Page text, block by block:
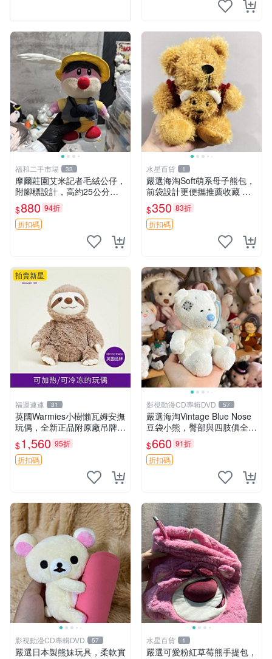
福和二手市場 33
摩爾莊園艾米記者毛絨公仔，
附腳標設計，高約25公分，
全新未拆封，限量珍藏。艾米
記者 毛絨公仔 超萌玩偶
$880 94折
折扣碼
水星百貨 1
嚴選海淘Soft萌系母子熊包，
前袋設計更便攜推薦收藏 母
子熊 軟綿綿 包包
$350 83折
折扣碼
拍賣新星
福運連連 31
英國Warmies小樹懶瓦姆安撫
玩偶，全新正品附原廠吊牌與
防塵袋，內藏薰衣草可加熱，
適合各個年齡層，冷暖兩用享
受抱抱樂趣，不容錯過嚴選好
$1,560 95折
折扣碼
影視動漫CD專輯DVD 57
嚴選海淘Vintage Blue Nose
豆袋小熊，臀部與四肢俱全，
坐高11公分，附原盒與吊牌
收藏。藍鼻子小熊，值得擁有
玩具 憶熊
$660 91折
折扣碼
影視動漫CD專輯DVD 57
嚴選日本製熊妹玩具，柔軟實
水星百貨 1
嚴選可愛粉紅草莓熊手提包，